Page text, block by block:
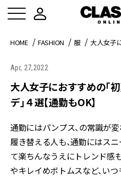
HOME FASHION 服 大人女子
Apr, 27,2022
大人女子におすすめの「
デ」４選【通勤もOK】
通勤にはパンプス、の常識が
履き替える人も、通勤にはス
て楽ちんなうえにトレンド感
やキレイめボトムスなど、い